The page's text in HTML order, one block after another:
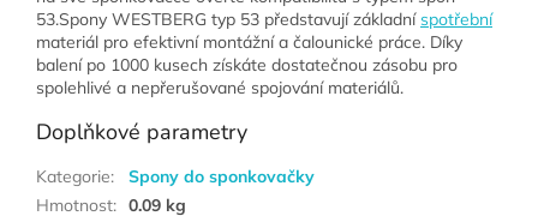
53.Spony WESTBERG typ 53 představují základníspotřební
materiál pro efektivní montážní a čalounické práce. Díky
balení po 1000 kusech získáte dostatečnou zásobu pro
spolehlivé a nepřerušované spojování materiálů.
Doplňkové parametry
Kategorie:
Spony do sponkovačky
Hmotnost: 0.09 kg